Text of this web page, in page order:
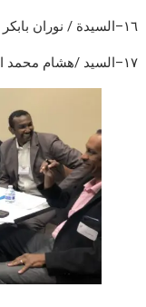
١٦– السيدة / نوران بابكر
١٧– السيد /هشام محمد